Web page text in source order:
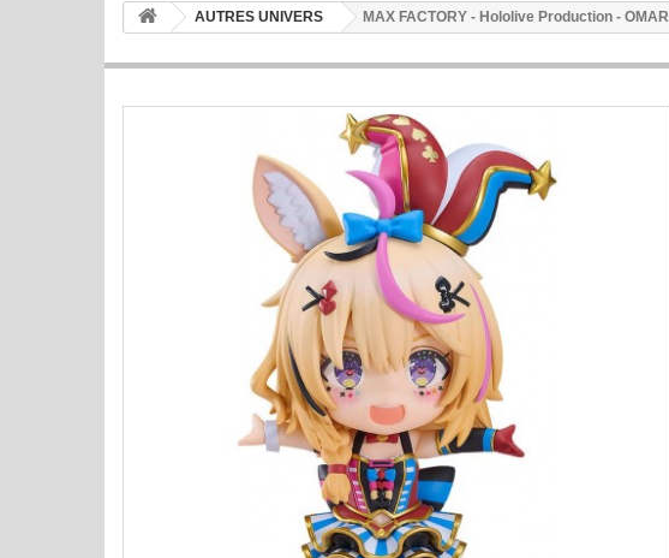
AUTRES UNIVERS MAX FACTORY - Hololive Production -